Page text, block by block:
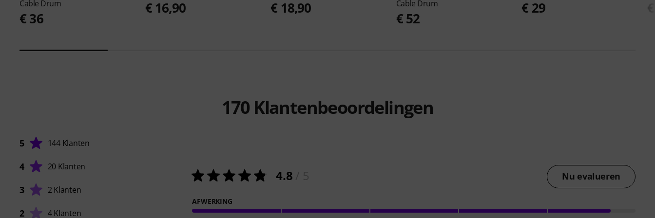
Cable Drum
€ 36
€ 16,90 € 18,90
Cable Drum
€ 52
€ 29
170 Klantenbeoordelingen
5 144 Klanten
4 20 Klanten
3 2 Klanten
2 4 Klanten
4.8 Nu evalueren
AFWERKING